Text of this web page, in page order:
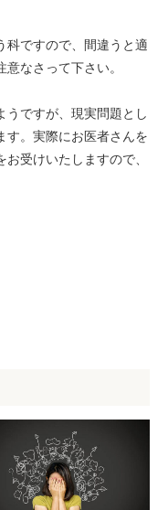
科ですので、間違うと適
なさって下さい。
うですが、現実問題とし
す。実際にお医者さんを
受けいたしますので、